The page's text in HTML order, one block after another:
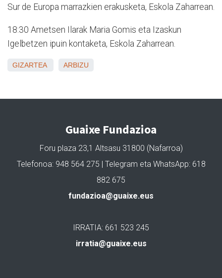
Sur de Europa marrazkien erakusketa, Eskola Zaharrean.
18:30 Ametsen Ilarak Maria Gomis eta Izaskun
Igelbetzen ipuin kontaketa, Eskola Zaharrean.
GIZARTEA ARBIZU
Guaixe Fundazioa
Foru plaza 23,1 Altsasu 31800 (Nafarroa)
Telefonoa: 948 564 275 | Telegram eta WhatsApp: 618
882 675
fundazioa@guaixe.eus
IRRATIA: 661 523 245
irratia@guaixe.eus